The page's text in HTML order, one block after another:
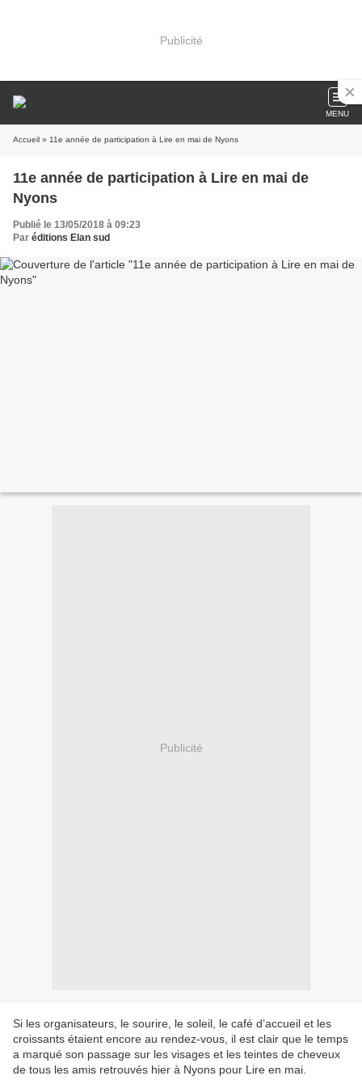
Publicité
MENU
Accueil » 11e année de participation à Lire en mai de Nyons
11e année de participation à Lire en mai de
Nyons
Publié le 13/05/2018 à 09:23
Par éditions Elan sud
Publicité
Si les organisateurs, le sourire, le soleil, le café d’accueil et les
croissants étaient encore au rendez-vous, il est clair que le temps
a marqué son passage sur les visages et les teintes de cheveux
de tous les amis retrouvés hier à Nyons pour Lire en mai.